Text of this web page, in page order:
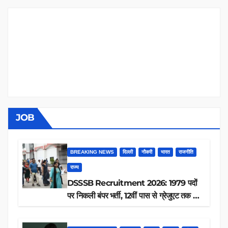
JOB
BREAKING NEWS दिल्ली नौकरी भारत राजनीति
राज्य
DSSSB Recruitment 2026: 1979 पदों
पर निकली बंपर भर्ती, 12वीं पास से ग्रेजुएट तक करें